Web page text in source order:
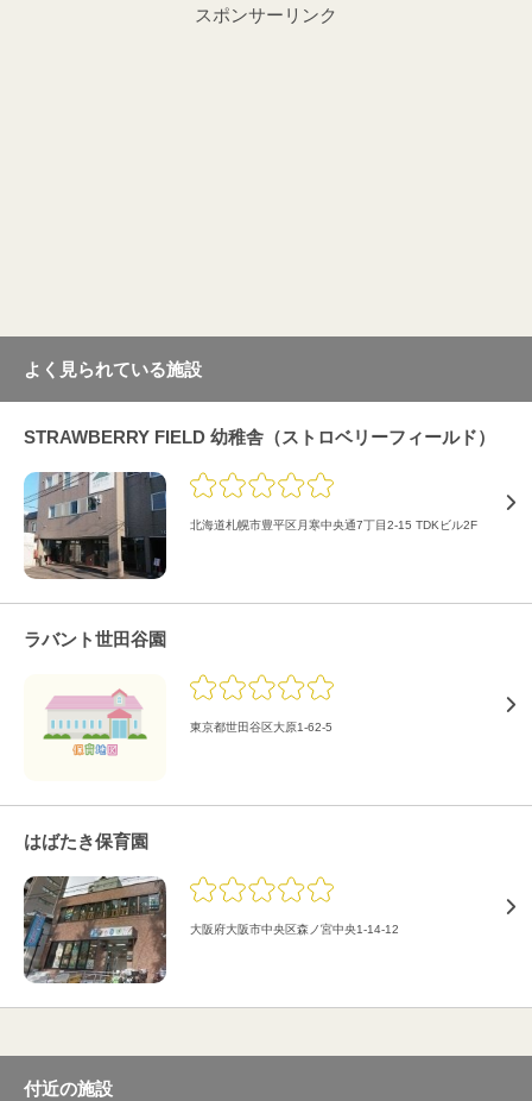
スポンサーリンク
よく見られている施設
STRAWBERRY FIELD 幼稚舎（ストロベリーフィールド）
北海道札幌市豊平区月寒中央通7丁目2-15 TDKビル2F
ラバント世田谷園
東京都世田谷区大原1-62-5
はばたき保育園
大阪府大阪市中央区森ノ宮中央1-14-12
付近の施設